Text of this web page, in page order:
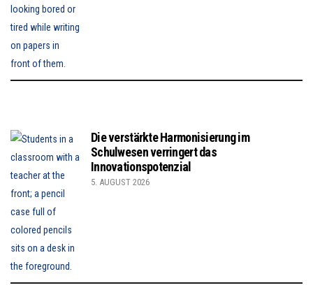
Die verstärkte Harmonisierung im
Schulwesen verringert das
Innovationspotenzial
5. AUGUST 2026